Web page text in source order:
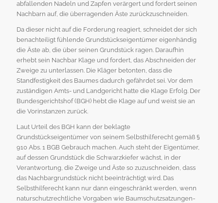
abfallenden Nadeln und Zapfen verärgert und fordert seinen
Nachbarn auf, die überragenden Äste zurückzuschneiden.
Da dieser nicht auf die Forderung reagiert, schneidet der sich
benachteiligt fühlende Grundstückseigentümer eigenhändig
die Äste ab, die über seinen Grundstück ragen. Daraufhin
erhebt sein Nachbar Klage und fordert, das Abschneiden der
Zweige zu unterlassen. Die Kläger betonten, dass die
Standfestigkeit des Baumes dadurch gefährdet sei. Vor dem
zuständigen Amts- und Landgericht hatte die Klage Erfolg. Der
Bundesgerichtshof (BGH) hebt die Klage auf und weist sie an
die Vorinstanzen zurück.
Laut Urteil des BGH kann der beklagte
Grundstückseigentümer von seinem Selbsthilferecht gemäß §
910 Abs. 1 BGB Gebrauch machen. Auch steht der Eigentümer,
auf dessen Grundstück die Schwarzkiefer wächst, in der
Verantwortung, die Zweige und Äste so zuzuschneiden, dass
das Nachbargrundstück nicht beeinträchtigt wird. Das
Selbsthilferecht kann nur dann eingeschränkt werden, wenn
naturschutzrechtliche Vorgaben wie Baumschutzsatzungen-